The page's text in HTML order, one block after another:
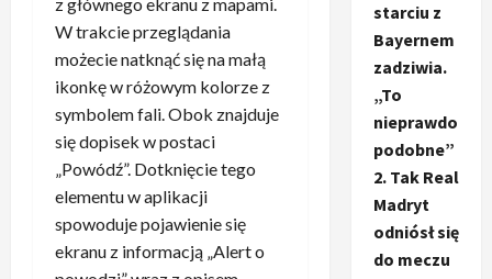
W trakcie przeglądania
możecie natknąć się na małą
ikonkę w różowym kolorze z
symbolem fali. Obok znajduje
się dopisek w postaci
„Powódź”. Dotknięcie tego
elementu w aplikacji
spowoduje pojawienie się
ekranu z informacją „Alert o
starciu z
Bayernem
zadziwia.
„To
nieprawdo
podobne”
2. Tak Real
Madryt
odniósł się
do meczu